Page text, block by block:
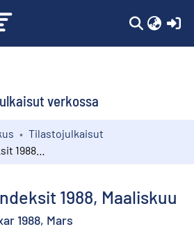
verkossa
Tilastojulkaisut
1988, Maaliskuu
1988, Mars